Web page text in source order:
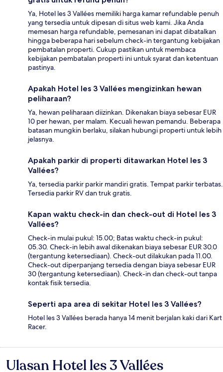
Ya, Hotel les 3 Vallées memiliki harga kamar refundable penuh
yang tersedia untuk dipesan di situs web kami. Jika Anda
memesan harga refundable, pemesanan ini dapat dibatalkan
hingga beberapa hari sebelum check-in tergantung kebijakan
pembatalan properti. Cukup pastikan untuk membaca
kebijakan pembatalan properti ini untuk syarat dan ketentuan
pastinya.
Apakah Hotel les 3 Vallées mengizinkan hewan
peliharaan?
Ya, hewan peliharaan diizinkan. Dikenakan biaya sebesar EUR
10 per hewan, per malam. Kecuali hewan pemandu. Beberapa
batasan mungkin berlaku, silakan hubungi properti untuk lebih
jelasnya.
Apakah parkir di properti ditawarkan Hotel les 3
Vallées?
Ya, tersedia parkir parkir mandiri gratis. Tempat parkir terbatas.
Tersedia parkir RV dan truk gratis.
Kapan waktu check-in dan check-out di Hotel les 3
Vallées?
Check-in mulai pukul: 15.00; Batas waktu check-in pukul:
05.30. Check-in lebih awal dikenakan biaya sebesar EUR 30.0
(tergantung ketersediaan). Check-out dilakukan pada 11.00.
Check-out diperpanjang tersedia dengan biaya sebesar EUR
30 (tergantung ketersediaan). Check-in dan check-out tanpa
kontak fisik tersedia.
Seperti apa area di sekitar Hotel les 3 Vallées?
Hotel les 3 Vallées berada hanya 14 menit berjalan kaki dari Kart
Racer.
Ulasan
Ulasan Hotel les 3 Vallées